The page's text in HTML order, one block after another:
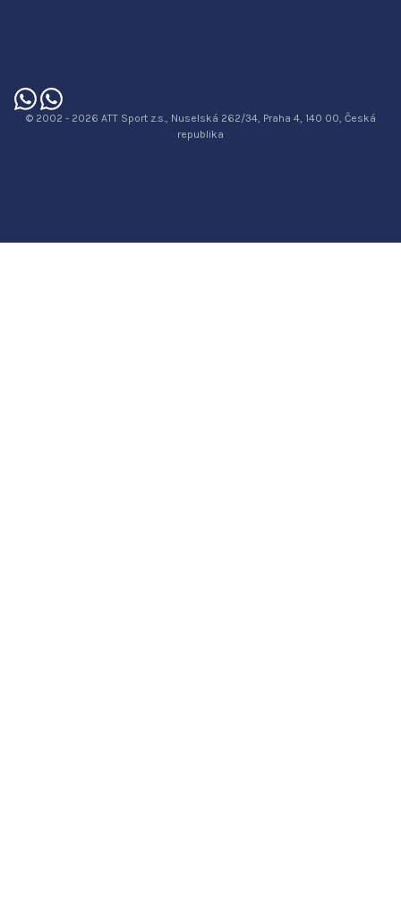
© 2002 - 2026 ATT Sport z.s., Nuselská 262/34, Praha 4, 140 00, Česká
republika